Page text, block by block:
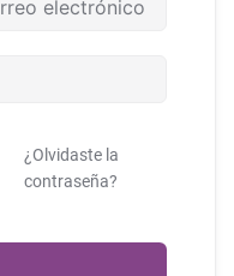
¿Olvidaste la
contraseña?